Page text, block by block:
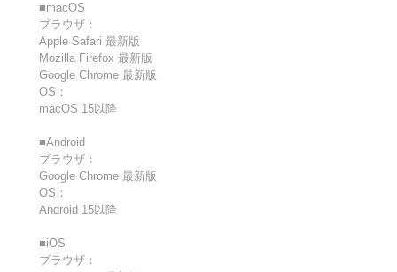
■macOS
ブラウザ：
Apple Safari 最新版
Mozilla Firefox 最新版
Google Chrome 最新版
OS：
macOS 15以降
■Android
ブラウザ：
Google Chrome 最新版
OS：
Android 15以降
■iOS
ブラウザ：